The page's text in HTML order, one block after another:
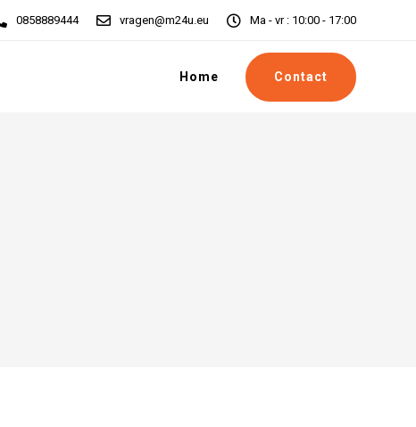
0858889444 vragen@m24u.eu Ma - vr : 10:00 - 17:00
Home Contact